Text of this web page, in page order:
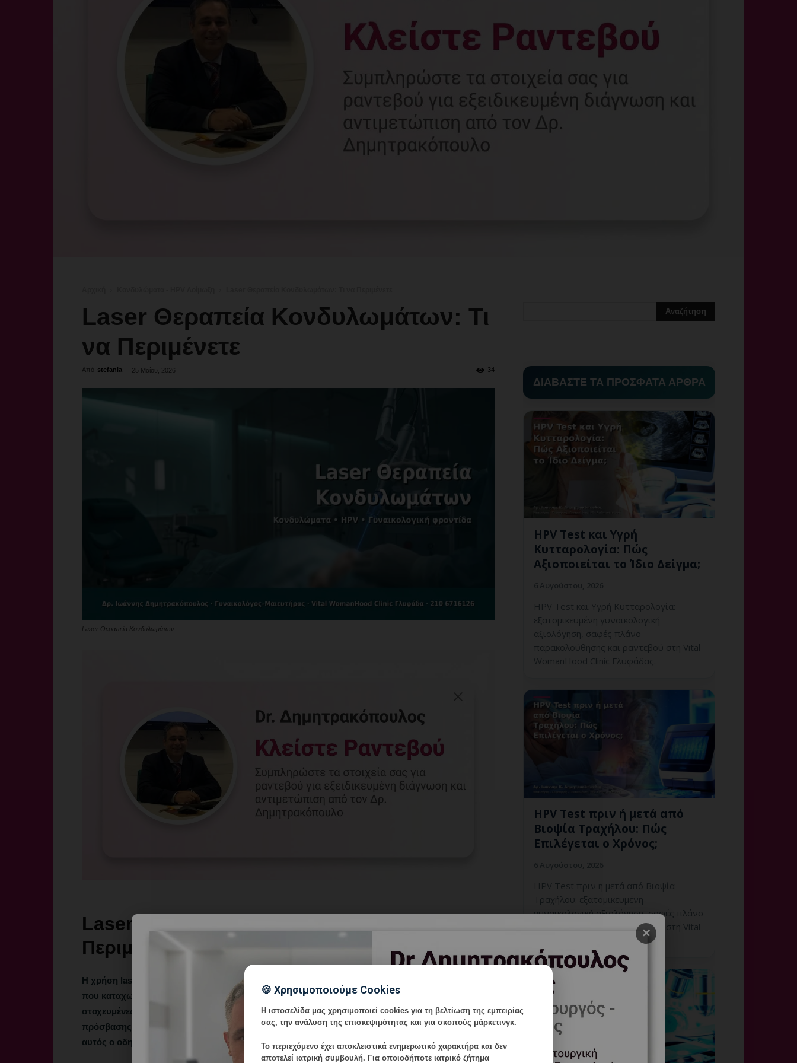
Γυναικολόγος
Γλυφάδα
Laser Θεραπεία Κονδυλωμάτων: Τι
να Περιμένετε
Από stefania - 25 Μαΐου, 2026 34
Laser Θεραπεία Κονδυλωμάτων
Laser Θεραπεία Κονδυλωμάτων: Τι να
Περιμένετε
Η χρήση laser για την αντιμετώπιση των κονδυλωμάτων (ανθρώπινος ιός θηλωμάτων – HPV) —
που καταχωρείται μεταξύ των παρεμβατικών μεθόδων από ταCDC— αποτελεί μία από τις πιο
στοχευμένες και αποτελεσματικές διαθέσιμες επιλογές, ιδίως για εκτεταμένες ή δύσκολης
πρόσβασης βλάβες. Αν σκέφτεστε αυτή την επιλογή ή σας έχει συστήσει ο γυναικολόγος σας,
αυτός ο οδηγός θα σας εξηγήσει τι ακριβώς συμβαίνει.
ΔΙΑΒΑΣΤΕ ΤΑ ΠΡΟΣΦΑΤΑ ΑΡΘΡΑ
HPV Test και Υγρή
Κυτταρολογία: Πώς
Αξιοποιείται το Ίδιο Δείγμα;
HPV Test και Υγρή Κυτταρολογία:
εξατομικευμένη γυναικολογική
αξιολόγηση, σαφές πλάνο
παρακολούθησης και ραντεβού στη Vital
WomanHood Clinic Γλυφάδας.
HPV Test πριν ή μετά από
Βιοψία Τραχήλου: Πώς
Επιλέγεται ο Χρόνος;
HPV Test πριν ή μετά από Βιοψία
Τραχήλου: εξατομικευμένη
γυναικολογική αξιολόγηση, σαφές πλάνο
παρακολούθησης και ραντεβού στη Vital
×
🍪 Χρησιμοποιούμε Cookies
Η ιστοσελίδα μας χρησιμοποιεί cookies για τη βελτίωση της εμπειρίας
σας, την ανάλυση της επισκεψιμότητας και για σκοπούς μάρκετινγκ.
Το περιεχόμενο έχει αποκλειστικά ενημερωτικό χαρακτήρα και δεν
αποτελεί ιατρική συμβουλή. Για οποιοδήποτε ιατρικό ζήτημα